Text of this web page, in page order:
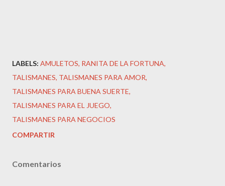
LABELS: AMULETOS RANITA DE LA FORTUNA
TALISMANES TALISMANES PARA AMOR
TALISMANES PARA BUENA SUERTE
TALISMANES PARA EL JUEGO
TALISMANES PARA NEGOCIOS
COMPARTIR
Comentarios